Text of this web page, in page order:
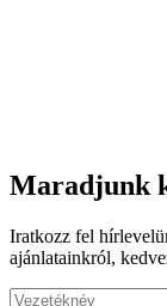
Maradjunk
Iratkozz fel
ajánlatainkról,